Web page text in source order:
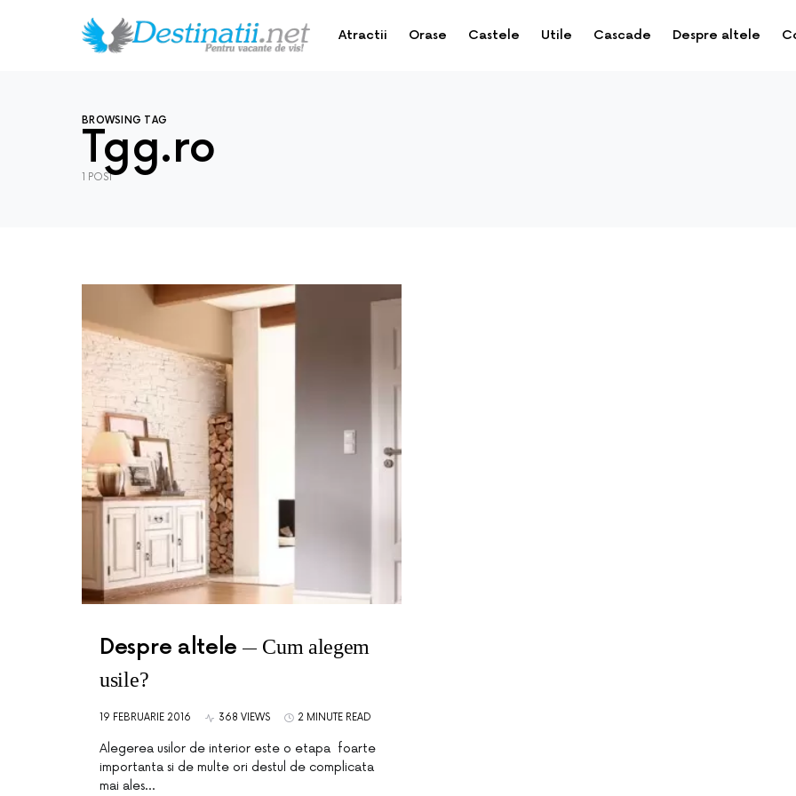
Atractii Orase Castele Utile Cascade Despre altele
BROWSING TAG
Tgg.ro
1 POST
Despre altele
Cum alegem
usile?
19 FEBRUARIE 2016 368 VIEWS 2 MINUTE READ
Alegerea usilor de interior este o etapa foarte
importanta si de multe ori destul de complicata
mai ales…